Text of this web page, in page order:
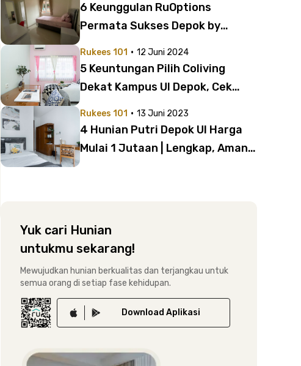
6 Keunggulan RuOptions
Permata Sukses Depok by
Jutaan
Rukees 101 · 12 Juni 2024
5 Keuntungan Pilih Coliving
Dekat Kampus UI Depok, Cek
Rukees 101 · 13 Juni 2023
4 Hunian Putri Depok UI Harga
Mulai 1 Jutaan | Lengkap, Aman,
Yuk cari Hunian
untukmu sekarang!
Mewujudkan hunian berkualitas dan terjangkau untuk
semua orang di setiap fase kehidupan.
Download Aplikasi